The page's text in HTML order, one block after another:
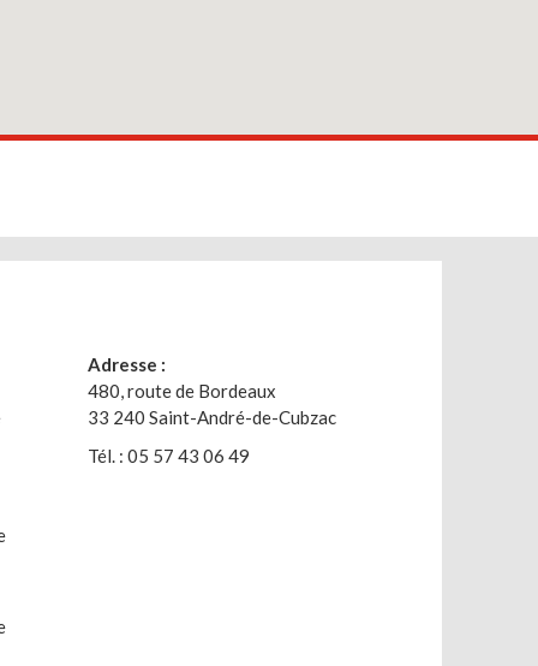
Adresse :
480, route de Bordeaux
33 240 Saint-André-de-Cubzac
Tél. : 05 57 43 06 49